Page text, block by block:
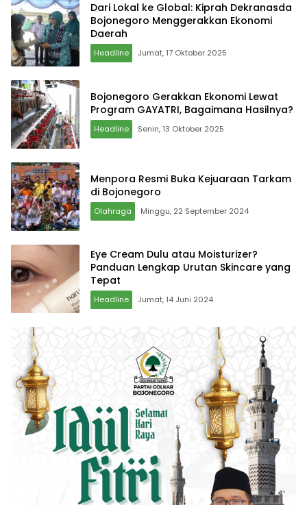
Dari Lokal ke Global: Kiprah Dekranasda
Bojonegoro Menggerakkan Ekonomi
Daerah
Headline Jumat, 17 Oktober 2025
Bojonegoro Gerakkan Ekonomi Lewat
Program GAYATRI, Bagaimana Hasilnya?
Headline Senin, 13 Oktober 2025
Menpora Resmi Buka Kejuaraan Tarkam
di Bojonegoro
Olahraga Minggu, 22 September 2024
Eye Cream Dulu atau Moisturizer?
Panduan Lengkap Urutan Skincare yang
Tepat
Headline Jumat, 14 Juni 2024